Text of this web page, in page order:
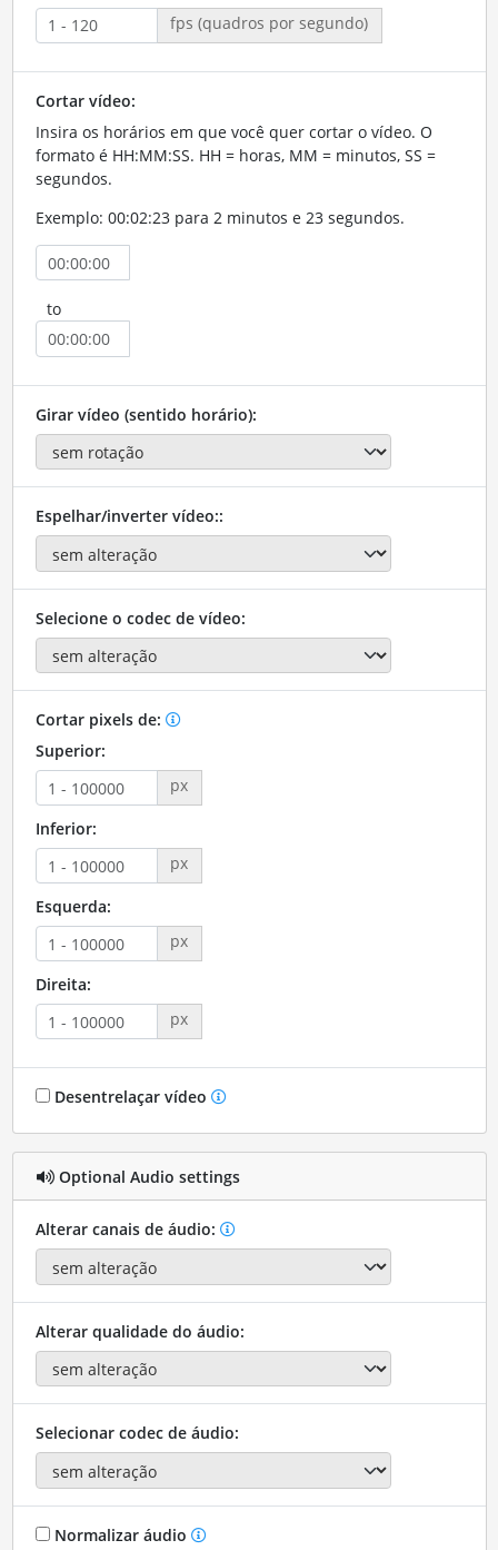
fps (quadros por segundo)
Cortar vídeo:
Insira os horários em que você quer cortar o vídeo. O
formato é HH:MM:SS. HH = horas, MM = minutos, SS =
segundos.
Exemplo: 00:02:23 para 2 minutos e 23 segundos.
to
Girar vídeo (sentido horário):
Espelhar/inverter vídeo::
Selecione o codec de vídeo:
Cortar pixels de:
Superior:
px
Inferior:
px
Esquerda:
px
Direita:
px
Desentrelaçar vídeo
Optional Audio settings
Alterar canais de áudio:
Alterar qualidade do áudio:
Selecionar codec de áudio:
Normalizar áudio